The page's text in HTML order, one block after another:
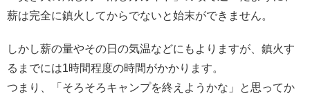
薪は完全に鎮火してからでないと始末ができません。
しかし薪の量やその日の気温などにもよりますが、鎮火す
るまでには1時間程度の時間がかかります。
つまり、「そろそろキャンプを終えようかな」と思ってか